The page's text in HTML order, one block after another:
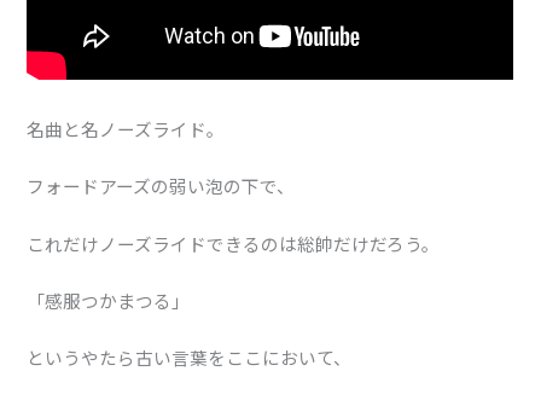
名曲と名ノーズライド。
フォードアーズの弱い泡の下で、
これだけノーズライドできるのは総帥だけだろう。
「感服つかまつる」
というやたら古い言葉をここにおいて、